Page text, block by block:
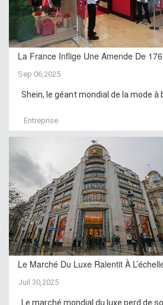
La France Inflige Une Amende De
Sep 06,2025
Shein, le géant mondial de la mode à
Entreprise
Le Marché Du Luxe Ralentit À
Juil 30,2025
Le marché mondial du luxe perd de